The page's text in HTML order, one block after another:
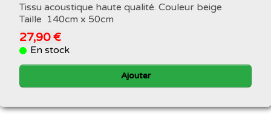
Tissu acoustique haute qualité. Couleur beige
Taille 140cm x 50cm
27,90 €
En stock
Ajouter